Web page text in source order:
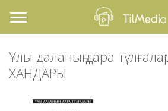
Toggle
navigation
Ұлы даланың дара
ХАНДАРЫ